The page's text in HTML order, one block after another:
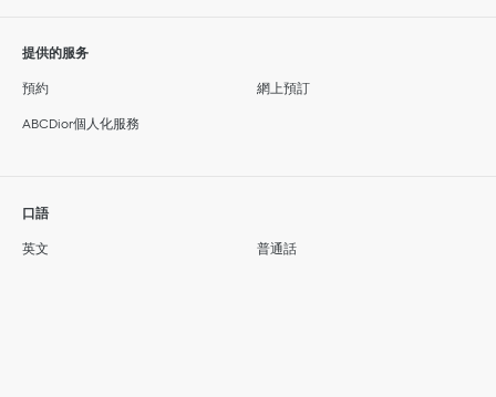
提供的服务
預約 網上預訂
ABCDior個人化服務
口語
英文 普通話